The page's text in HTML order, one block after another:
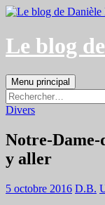
Aller
contenu
Le blog
Recherche
Menu principal
Rechercher :
Divers
Notre-
y aller
5 octobre 2016 D.B.